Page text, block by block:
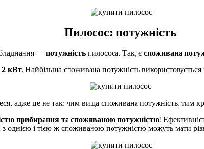
Пилосос: потужність
— потужністьпилососа. Так, є споживана
2 кВт. Найбільша споживана потужність
адже це не так: чим вища споживана потужність, тим
прибирання та споживаною потужністю!
з однією і тією ж споживаною потужністю можуть мати